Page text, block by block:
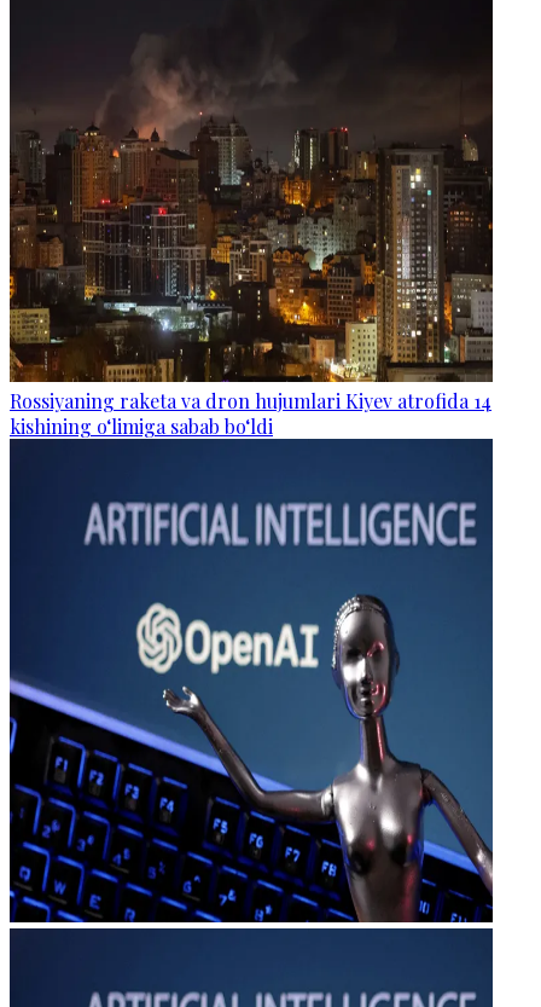
Rossiyaning raketa va dron hujumlari Kiyev atrofida 14
kishining o‘limiga sabab bo‘ldi